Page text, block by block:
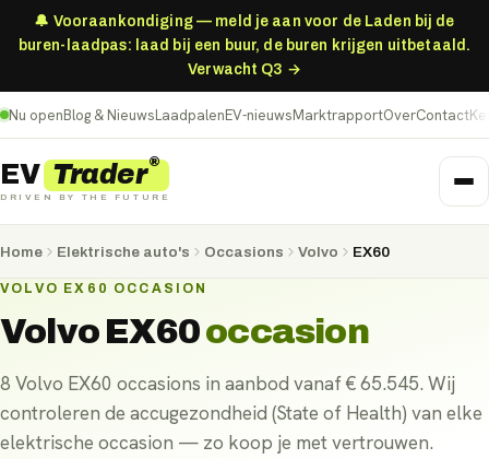
🔔 Vooraankondiging — meld je aan voor de Laden bij de
buren-laadpas: laad bij een buur, de buren krijgen uitbetaald.
Verwacht Q3 →
Nu openBlog & NieuwsLaadpalenEV-nieuwsMarktrapportOverContact
EV Trader®
DRIVEN BY THE FUTURE
Home Elektrische auto's Occasions Volvo EX60
VOLVO EX60 OCCASION
Volvo EX60occasion
8 Volvo EX60 occasions in aanbod vanaf € 65.545. Wij
controleren de accugezondheid (State of Health) van elke
elektrische occasion — zo koop je met vertrouwen.